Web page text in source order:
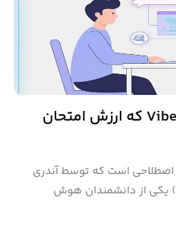
۱۰ ابزار برتر Vibe Coding که ارزش امتحان
Vibe coding اصطلاحی است که توسط آندری
کارپاتی (Andrej Karpathy) یکی از دانشمندان هوش